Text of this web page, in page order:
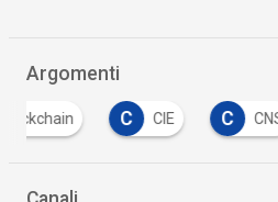
Argomenti
C CIE C CNS D